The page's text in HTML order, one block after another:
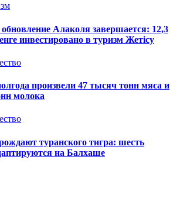
Алаколя завершается: 12,3
инвестировано в туризм Жетісу
произвели 47 тысяч тонн мяса и
молока
туранского тигра: шесть
на Балхаше